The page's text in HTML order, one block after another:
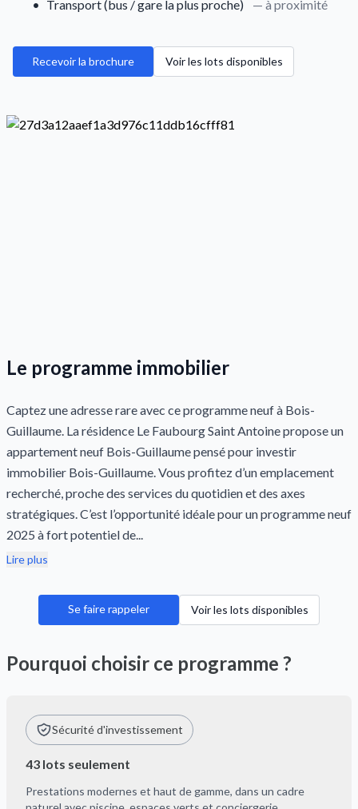
• Transport (bus / gare la plus proche) — à proximité
Recevoir la brochure Voir les lots disponibles
Le programme immobilier
Captez une adresse rare avec ce programme neuf à Bois-
Guillaume. La résidence Le Faubourg Saint Antoine propose un
appartement neuf Bois-Guillaume pensé pour investir
immobilier Bois-Guillaume. Vous profitez d’un emplacement
recherché, proche des services du quotidien et des axes
stratégiques. C’est l’opportunité idéale pour un programme neuf
2025 à fort potentiel de...
Lire plus
Se faire rappeler Voir les lots disponibles
Pourquoi choisir ce programme ?
Sécurité d'investissement
43 lots seulement
Prestations modernes et haut de gamme, dans un cadre